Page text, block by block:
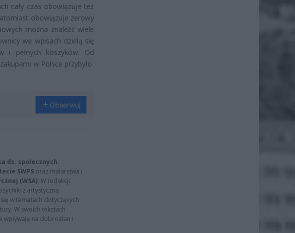
cały czas obowiązuje też
obowiązuje zerowy
można znaleźć wiele
we wpisach dzielą się
i pełnych koszyków. Od
w Polsce przybyło
Obserwuj
ds. społecznych.
SWPS oraz malarstwa i
(WSA). W redakcji
z artystyczną
w tematach dotyczących
W swoich tekstach
wpływają na dobrostan i